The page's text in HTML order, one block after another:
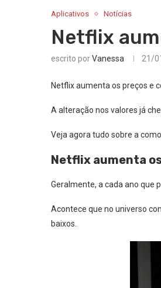
Aplicativos Notícias
Netflix
escrito porVanessa 21/
Netflix aumenta os preços e
A alteração nos valores já
Veja agora tudo sobre a
Netflix aumenta
Geralmente, a cada ano que
Acontece que no universo
baixos.